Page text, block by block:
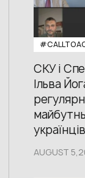
СКУ і
Ільва
AUGUST